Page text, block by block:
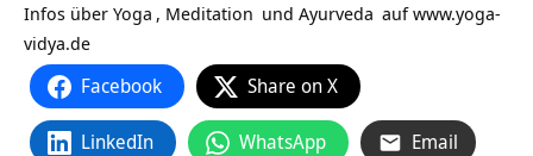
Infos über Yoga , Meditation und Ayurveda aufwww.yoga-
vidya.de
Facebook Share on X
LinkedIn WhatsApp Email